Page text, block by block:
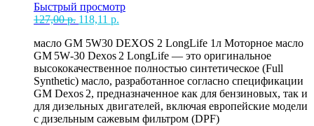
Быстрый просмотр
127,00р. Первоначальная
составляла
127,00 р..
118,11 р.
118,11 р..
масло GM 5W30 DEXOS 2 LongLife 1л Моторное масло
GM 5W‑30 Dexos 2 LongLife — это оригинальное
высококачественное полностью синтетическое (Full
Synthetic) масло, разработанное согласно спецификации
GM Dexos 2, предназначенное как для бензиновых, так и
для дизельных двигателей, включая европейские модели
с дизельным сажевым фильтром (DPF)